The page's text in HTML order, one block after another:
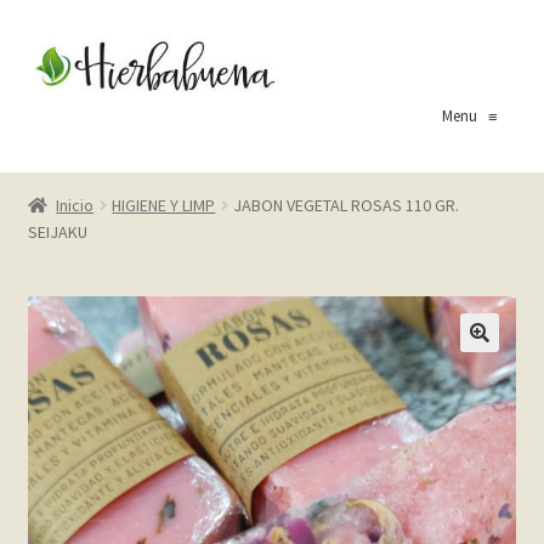
aal
Menu≡
Inicio
About Us
Blog
Carrito
Cart
Checkout
Inicio HIGIENE Y LIMP
JABON VEGETAL ROSAS 110 GR.
SEIJAKU